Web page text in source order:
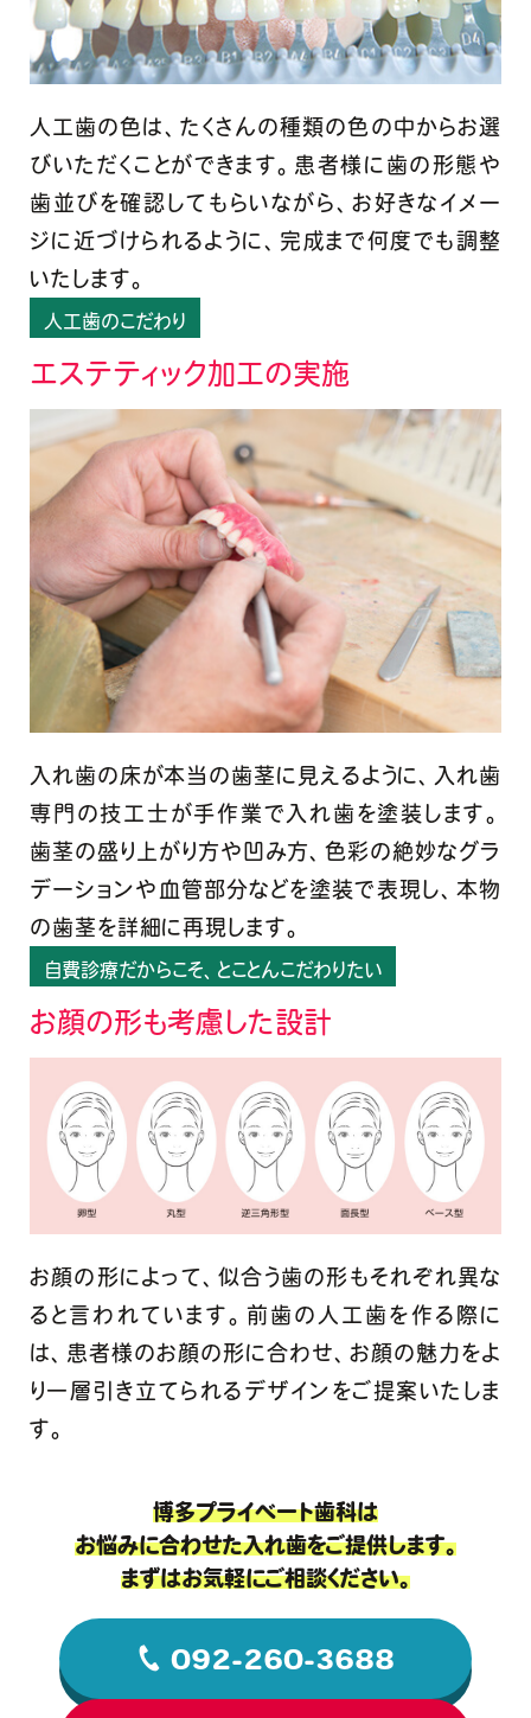
人工歯の色は、たくさんの種類の色の中からお選
びいただくことができます。患者様に歯の形態や
歯並びを確認してもらいながら、お好きなイメー
ジに近づけられるように、完成まで何度でも調整
いたします。
人工歯のこだわり
エステティック加工の実施
入れ歯の床が本当の歯茎に見えるように、入れ歯
専門の技工士が手作業で入れ歯を塗装します。
歯茎の盛り上がり方や凹み方、色彩の絶妙なグラ
デーションや血管部分などを塗装で表現し、本物
の歯茎を詳細に再現します。
自費診療だからこそ、とことんこだわりたい
お顔の形も考慮した設計
お顔の形によって、似合う歯の形もそれぞれ異な
ると言われています。前歯の人工歯を作る際に
は、患者様のお顔の形に合わせ、お顔の魅力をよ
り一層引き立てられるデザインをご提案いたしま
す。
博多プライベート歯科は
お悩みに合わせた入れ歯をご提供します。
まずはお気軽にご相談ください。
092-260-3688